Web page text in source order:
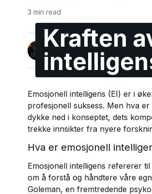
Kraften
3 min read
Jonas Enge
@maccyber
Emosjonell intelligens (EI) er i
profesjonell suksess. Men hva
dykke ned i konseptet, dets
trekke innsikter fra nyere
Hva er emosjonell
Emosjonell intelligens refererer
om å forstå og håndtere våre
Goleman, en fremtredende